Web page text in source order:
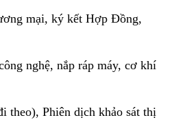
mại, ký kết Hợp Đồng,
nghệ, nắp ráp máy, cơ khí
theo), Phiên dịch khảo sát thị